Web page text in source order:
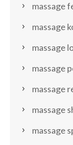
massage
massage
massage
massage
massage
massage
massage